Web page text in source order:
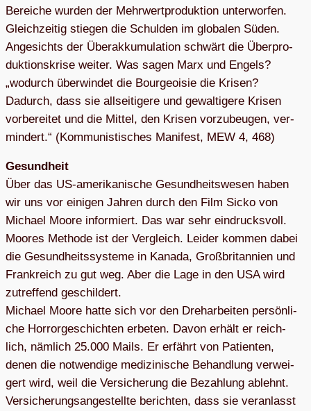
Berei­che wur­den der Mehr­wert­pro­duk­tion unter­wor­fen.
Gleich­zei­tig stie­gen die Schul­den im glo­ba­len Süden.
Ange­sichts der Über­ak­ku­mu­la­tion schwärt die Über­pro­
duk­ti­ons­krise wei­ter. Was sagen Marx und Engels?
„wodurch über­win­det die Bour­geoi­sie die Kri­sen?
Dadurch, dass sie all­sei­ti­gere und gewal­ti­gere Kri­sen
vor­be­rei­tet und die Mit­tel, den Kri­sen vor­zu­beu­gen, ver­
min­dert.“ (Kom­mu­nis­ti­sches Mani­fest, MEW 4, 468)
Gesund­heit
Über das US-ame­ri­ka­ni­sche Gesund­heits­we­sen haben
wir uns vor eini­gen Jah­ren durch den Film Sicko von
Michael Moore infor­miert. Das war sehr ein­drucks­voll.
Moo­res Methode ist der Ver­gleich. Lei­der kom­men dabei
die Gesund­heits­sys­teme in Kanada, Groß­bri­tan­nien und
Frank­reich zu gut weg. Aber die Lage in den USA wird
zutref­fend geschil­dert.
Michael Moore hatte sich vor den Dreh­ar­bei­ten per­sön­li­
che Hor­ror­ge­schich­ten erbe­ten. Davon erhält er reich­
lich, näm­lich 25.000 Mails. Er erfährt von Pati­en­ten,
denen die not­wen­dige medi­zi­ni­sche Behand­lung ver­wei­
gert wird, weil die Ver­si­che­rung die Bezah­lung ablehnt.
Ver­si­che­rungs­an­ge­stellte berich­ten, dass sie ver­an­lasst